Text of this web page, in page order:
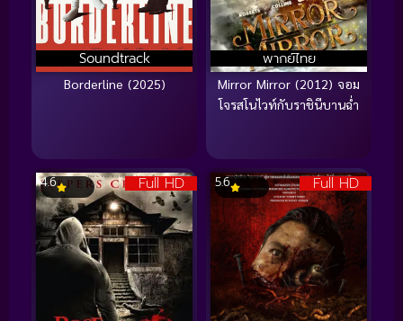
Soundtrack
Borderline (2025)
พากย์ไทย
Mirror Mirror (2012) จอม
โจรสโนไวท์กับราชินีบานฉ่ำ
Full HD
4.6 Full HD
5.6